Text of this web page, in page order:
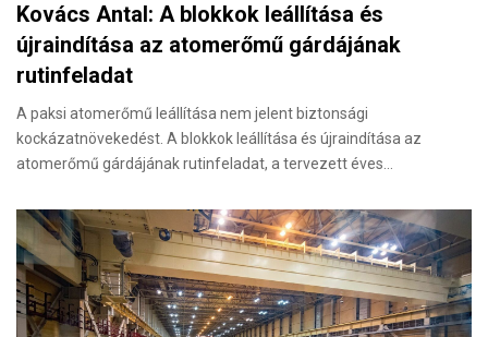
Kovács Antal: A blokkok leállítása és
újraindítása az atomerőmű gárdájának
rutinfeladat
A paksi atomerőmű leállítása nem jelent biztonsági
kockázatnövekedést. A blokkok leállítása és újraindítása az
atomerőmű gárdájának rutinfeladat, a tervezett éves…